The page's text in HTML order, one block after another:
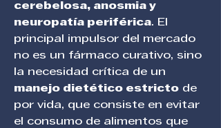
cerebelosa, anosmia y
neuropatía periférica. El
principal impulsor del mercado
no es un fármaco curativo, sino
manejo dietético estricto de
por vida, que consiste en evitar
el consumo de alimentos que